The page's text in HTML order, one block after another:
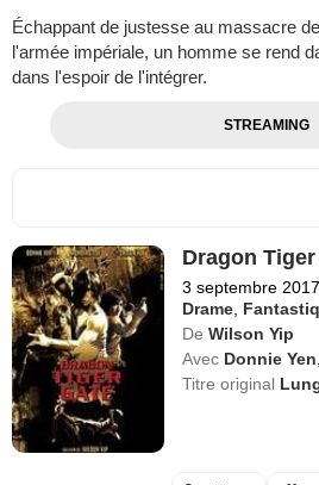
Échappant de justesse au massacre
l'armée impériale, un homme se rend
dans l'espoir de l'intégrer.
STREAMING
Dragon
3 septembre 2017
Drame
De Wilson Yip
Avec Donnie Yen
Titre original